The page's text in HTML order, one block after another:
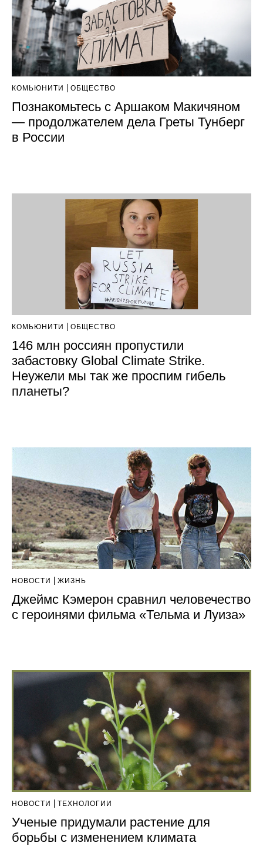
КОМЬЮНИТИ ОБЩЕСТВО
Познакомьтесь с Аршаком Макичяном
— продолжателем дела Греты Тунберг
в России
КОМЬЮНИТИ ОБЩЕСТВО
146 млн россиян пропустили
забастовку Global Climate Strike.
Неужели мы так же проспим гибель
планеты?
НОВОСТИ ЖИЗНЬ
Джеймс Кэмерон сравнил человечество
с героинями фильма «Тельма и Луиза»
НОВОСТИ ТЕХНОЛОГИИ
Ученые придумали растение для
борьбы с изменением климата